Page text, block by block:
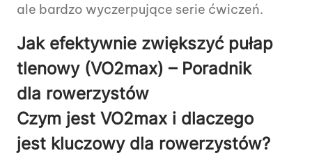
ale bardzo wyczerpujące serie ćwiczeń.
Jak efektywnie zwiększyć pułap
tlenowy (VO2max) – Poradnik
dla rowerzystów
Czym jest VO2max i dlaczego
jest kluczowy dla rowerzystów?